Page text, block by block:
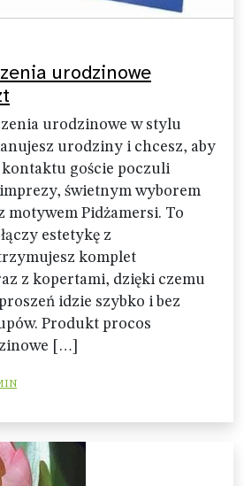
urodzinowe
urodzinowe w stylu
urodziny i chcesz, aby
goście poczuli
świetnym wyborem
motywem Pidżamersi. To
estetykę z
komplet
z kopertami, dzięki czemu
idzie szybko i bez
Produkt procos
[…]